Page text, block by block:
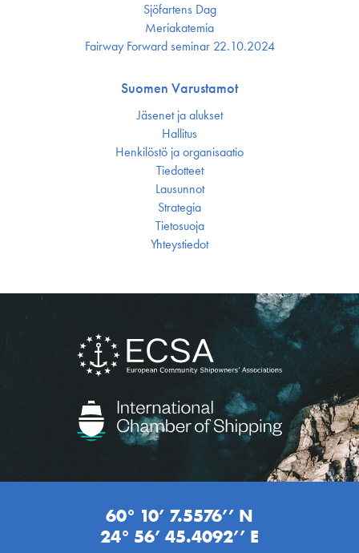
Sjöfartens Dag
Meriakatemia
Fairway Forward seminar 22.10.2024
Suomen Varustamot
Jäsenet ja alukset
Hallitus
Henkilöstö ja organisaatio
Tiedotteet
Lausunnot
Strategia
Tietosuoja
Yhteystiedot
60° 10’ 7.5576’’ N
24° 56’ 45.4092’’ E